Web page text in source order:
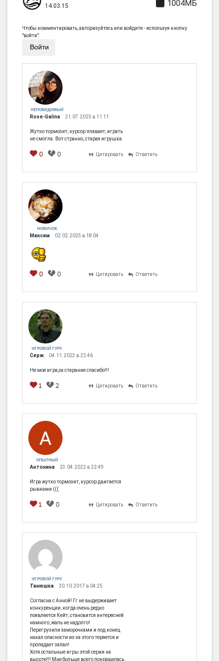
14.03.15
1004МБ
Чтобы комментировать, авторизуйтесь или войдите - используя кнопку
"войти".
Войти
НЕПОБЕДИМЫЙ
Rose-Galina 21.07.2025 в 11:11
Жутко тормозит, курсор плавает, играть
не смогла. Вот странно, старая игрушка.
0 0 Цитировать Ответить
НОВИЧОК
Максим 02.02.2025 в 18:04
0 0 Цитировать Ответить
ИГРОВОЙ ГУРУ
Серж 04.11.2023 в 22:46
Не моя игра,за старание спасибо!!!
1 2 Цитировать Ответить
ОПЫТНЫЙ
Антонина 23.04.2022 в 22:49
Игра жутко тормозит, курсор двигается
рывками (((
1 0 Цитировать Ответить
ИГРОВОЙ ГУРУ
Танюшка 20.10.2017 в 04:25
Согласна с Анной! Гг не выдерживает
конкуренции, когда очень редко
появляется Кейт, становится интересней
намного, жаль не надолго!
Перегрузили заморочками и под конец
накал опасности из-за этого теряется и
пропадает запал!
Хотя остальные игры этой серии на
высоте!!! Мне больше всего понравилась